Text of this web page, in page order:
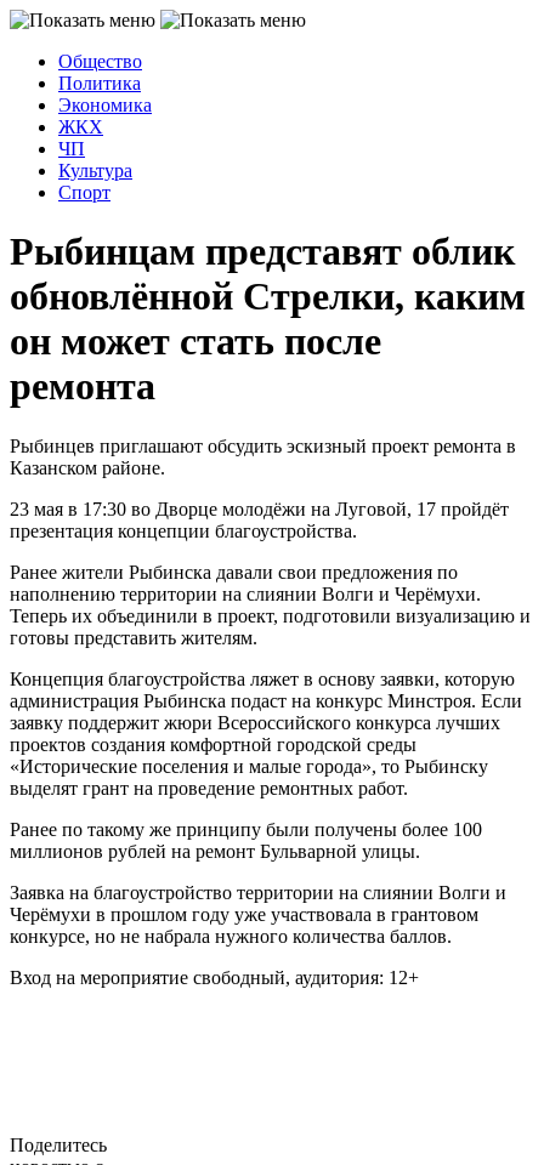
Общество
Политика
Экономика
ЖКХ
ЧП
Культура
Спорт
Рыбинцам представят облик
обновлённой Стрелки, каким
он может стать после
ремонта
Рыбинцев приглашают обсудить эскизный проект ремонта в
Казанском районе.
23 мая в 17:30 во Дворце молодёжи на Луговой, 17 пройдёт
презентация концепции благоустройства.
Ранее жители Рыбинска давали свои предложения по
наполнению территории на слиянии Волги и Черёмухи.
Теперь их объединили в проект, подготовили визуализацию и
готовы представить жителям.
Концепция благоустройства ляжет в основу заявки, которую
администрация Рыбинска подаст на конкурс Минстроя. Если
заявку поддержит жюри Всероссийского конкурса лучших
проектов создания комфортной городской среды
«Исторические поселения и малые города», то Рыбинску
выделят грант на проведение ремонтных работ.
Ранее по такому же принципу были получены более 100
миллионов рублей на ремонт Бульварной улицы.
Заявка на благоустройство территории на слиянии Волги и
Черёмухи в прошлом году уже участвовала в грантовом
конкурсе, но не набрала нужного количества баллов.
Вход на мероприятие свободный, аудитория: 12+
Поделитесь